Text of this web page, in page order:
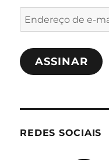
Endereço
de
e-
mailASSINAR
REDES SOCIAIS